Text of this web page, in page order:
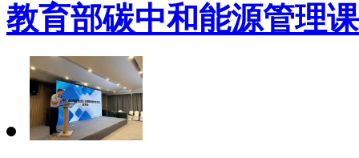
教育部碳中和能源管理